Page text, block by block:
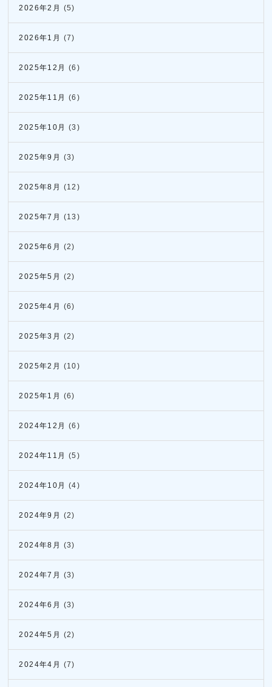
2026年2月 (5)
2026年1月 (7)
2025年12月 (6)
2025年11月 (6)
2025年10月 (3)
2025年9月 (3)
2025年8月 (12)
2025年7月 (13)
2025年6月 (2)
2025年5月 (2)
2025年4月 (6)
2025年3月 (2)
2025年2月 (10)
2025年1月 (6)
2024年12月 (6)
2024年11月 (5)
2024年10月 (4)
2024年9月 (2)
2024年8月 (3)
2024年7月 (3)
2024年6月 (3)
2024年5月 (2)
2024年4月 (7)